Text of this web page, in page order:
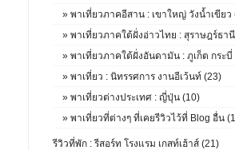
» พาเที่ยวภาคอีสาน : เขาใหญ่ วังน้ำเขียว
» พาเที่ยวภาคใต้ฝั่งอ่าวไทย : สุราษฎร์ธา
» พาเที่ยวภาคใต้ฝั่งอันดามัน : ภูเก็ต กระบี่
» พาเที่ยว : นิทรรศการ งานอีเว้นท์ (23)
» พาเที่ยวต่างประเทศ : ญี่ปุ่น (10)
» พาเที่ยวที่ต่างๆ ที่เคยรีวิวไว้ที่ Blog อื่น
รีวิวที่พัก : รีสอร์ท โรงแรม เกสท์เฮ้าส์ (21)